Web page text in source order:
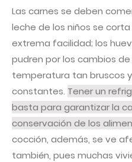
Las carnes se deben
leche de los niños se
extrema facilidad; los
pudren por los cambios de
temperatura tan bruscos y
constantes. Tener un
basta para garantizar la
conservación de los
cocción, además, se ve
también, pues muchas